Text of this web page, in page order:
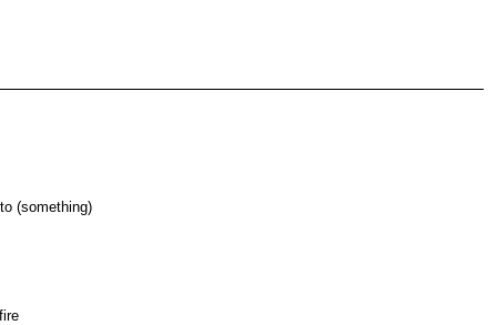
(something)